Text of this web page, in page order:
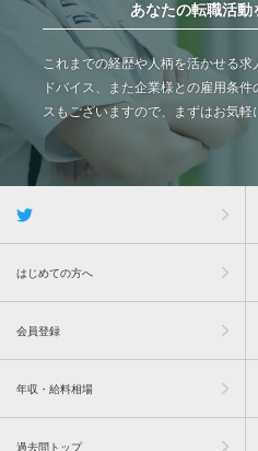
あなたの転職活動
これまでの経歴や人柄を活かせる
ドバイス、また企業様との雇用条
スもございますので、まずはお気軽
はじめての方へ
会員登録
年収・給料相場
過去問トップ